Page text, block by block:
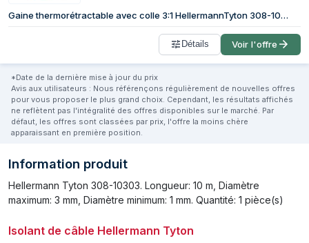
Gaine thermorétractable avec colle 3:1 HellermannTyton 308-10303 transparent Ø avant retreint: 3 mm 10 m
Détails Voir l'offre
*Date de la dernière mise à jour du prix
Avis aux utilisateurs : Nous référençons régulièrement de nouvelles offres
pour vous proposer le plus grand choix. Cependant, les résultats affichés
ne reflètent pas l'intégralité des offres disponibles sur le marché. Par
défaut, les offres sont classées par prix, l'offre la moins chère
apparaissant en première position.
Information produit
Hellermann Tyton 308-10303. Longueur: 10 m, Diamètre
maximum: 3 mm, Diamètre minimum: 1 mm. Quantité: 1 pièce(s)
Isolant de câble Hellermann Tyton